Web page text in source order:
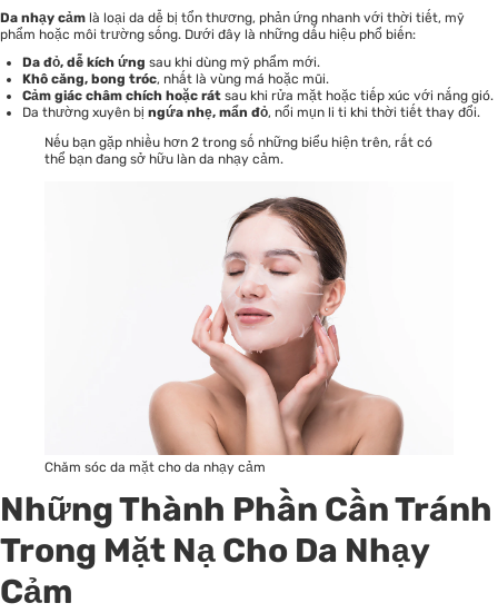
Da nhạy cảm là loại da dễ bị tổn thương, phản ứng nhanh với thời tiết, mỹ
phẩm hoặc môi trường sống. Dưới đây là những dấu hiệu phổ biến:
Da đỏ, dễ kích ứng sau khi dùng mỹ phẩm mới.
Khô căng, bong tróc, nhất là vùng má hoặc mũi.
Cảm giác châm chích hoặc rát sau khi rửa mặt hoặc tiếp xúc với nắng gió.
Da thường xuyên bị ngứa nhẹ, mẩn đỏ, nổi mụn li ti khi thời tiết thay đổi.
Nếu bạn gặp nhiều hơn 2 trong số những biểu hiện trên, rất có
thể bạn đang sở hữu làn da nhạy cảm.
Chăm sóc da mặt cho da nhạy cảm
Những Thành Phần Cần Tránh
Trong Mặt Nạ Cho Da Nhạy
Cảm